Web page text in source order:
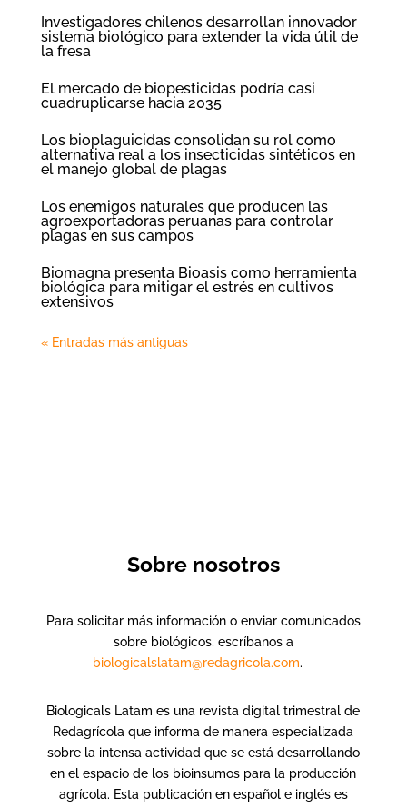
Investigadores chilenos desarrollan innovador
sistema biológico para extender la vida útil de
la fresa
El mercado de biopesticidas podría casi
cuadruplicarse hacia 2035
Los bioplaguicidas consolidan su rol como
alternativa real a los insecticidas sintéticos en
el manejo global de plagas
Los enemigos naturales que producen las
agroexportadoras peruanas para controlar
plagas en sus campos
Biomagna presenta Bioasis como herramienta
biológica para mitigar el estrés en cultivos
extensivos
« Entradas más antiguas
Sobre nosotros
Para solicitar más información o enviar comunicados
sobre biológicos, escríbanos a
biologicalslatam@redagricola.com.
Biologicals Latam es una revista digital trimestral de
Redagrícola que informa de manera especializada
sobre la intensa actividad que se está desarrollando
en el espacio de los bioinsumos para la producción
agrícola. Esta publicación en español e inglés es